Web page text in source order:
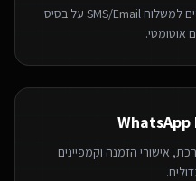
סנכרון רשימות תפוצה, טריגרים למשלוח SMS/Email על בסיס
אוטומטי.
WhatsApp
אישורי הזמנה וקמפיינים